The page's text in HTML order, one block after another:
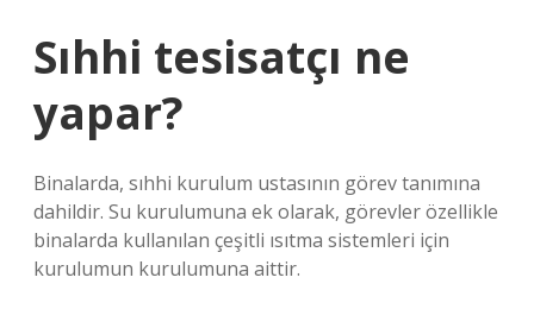
Sıhhi tesisatçı ne
yapar?
Binalarda, sıhhi kurulum ustasının görev tanımına
dahildir. Su kurulumuna ek olarak, görevler özellikle
binalarda kullanılan çeşitli ısıtma sistemleri için
kurulumun kurulumuna aittir.